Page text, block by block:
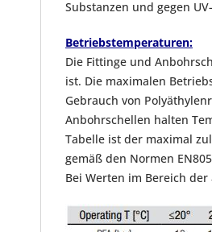
Substanzen und gegen
Betriebstemperaturen:
Die Fittinge und
ist. Die maximalen
Gebrauch von
Anbohrschellen halten
Tabelle ist der maximal
gemäß den Normen
Bei Werten im Bereich